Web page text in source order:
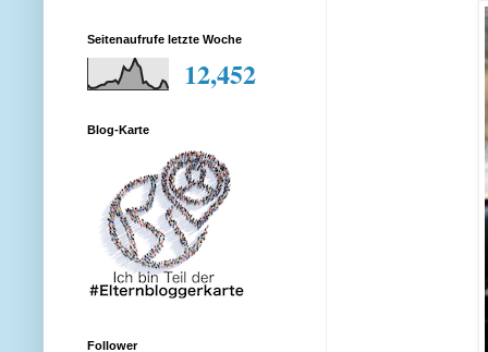
Seitenaufrufe letzte Woche
12,452
Blog-Karte
Follower